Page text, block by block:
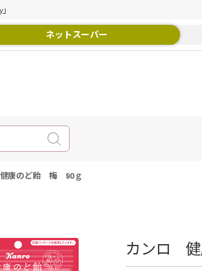
ネットスーパー
康のど飴 梅 90ｇ
カンロ